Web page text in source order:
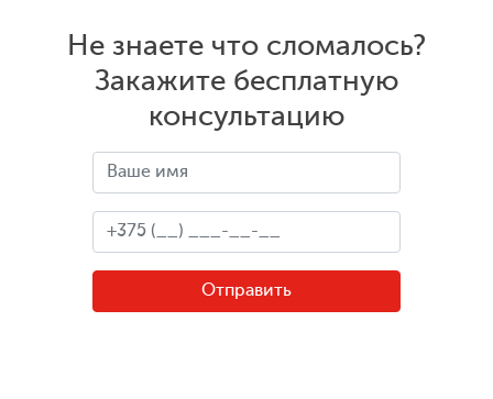
Не знаете что сломалось?
Закажите бесплатную
консультацию